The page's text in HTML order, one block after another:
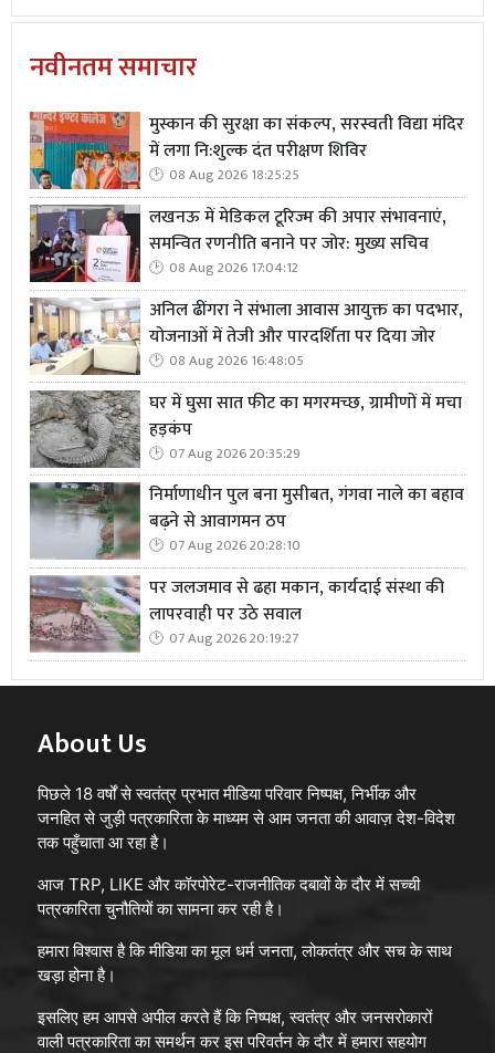
नवीनतम समाचार
मुस्कान की सुरक्षा का संकल्प, सरस्वती विद्या मंदिर
में लगा नि:शुल्क दंत परीक्षण शिविर
08 Aug 2026 18:25:25
लखनऊ में मेडिकल टूरिज्म की अपार संभावनाएं,
समन्वित रणनीति बनाने पर जोर: मुख्य सचिव
08 Aug 2026 17:04:12
अनिल ढींगरा ने संभाला आवास आयुक्त का पदभार,
योजनाओं में तेजी और पारदर्शिता पर दिया जोर
08 Aug 2026 16:48:05
घर में घुसा सात फीट का मगरमच्छ, ग्रामीणों में मचा
हड़कंप
07 Aug 2026 20:35:29
निर्माणाधीन पुल बना मुसीबत, गंगवा नाले का बहाव
बढ़ने से आवागमन ठप
07 Aug 2026 20:28:10
पर जलजमाव से ढहा मकान, कार्यदाई संस्था की
लापरवाही पर उठे सवाल
07 Aug 2026 20:19:27
About Us
पिछले 18 वर्षों से स्वतंत्र प्रभात मीडिया परिवार निष्पक्ष, निर्भीक और
जनहित से जुड़ी पत्रकारिता के माध्यम से आम जनता की आवाज़ देश-विदेश
तक पहुँचाता आ रहा है।
आज TRP, LIKE और कॉरपोरेट-राजनीतिक दबावों के दौर में सच्ची
पत्रकारिता चुनौतियों का सामना कर रही है।
हमारा विश्वास है कि मीडिया का मूल धर्म जनता, लोकतंत्र और सच के साथ
खड़ा होना है।
इसलिए हम आपसे अपील करते हैं कि निष्पक्ष, स्वतंत्र और जनसरोकारों
वाली पत्रकारिता का समर्थन कर इस परिवर्तन के दौर में हमारा सहयोग